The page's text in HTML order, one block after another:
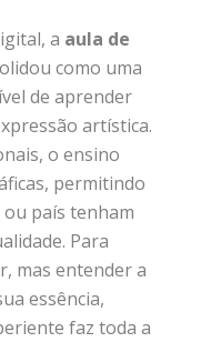
a aula de
como uma
de aprender
artística.
o ensino
permitindo
país tenham
Para
mas entender a
essência,
faz toda a